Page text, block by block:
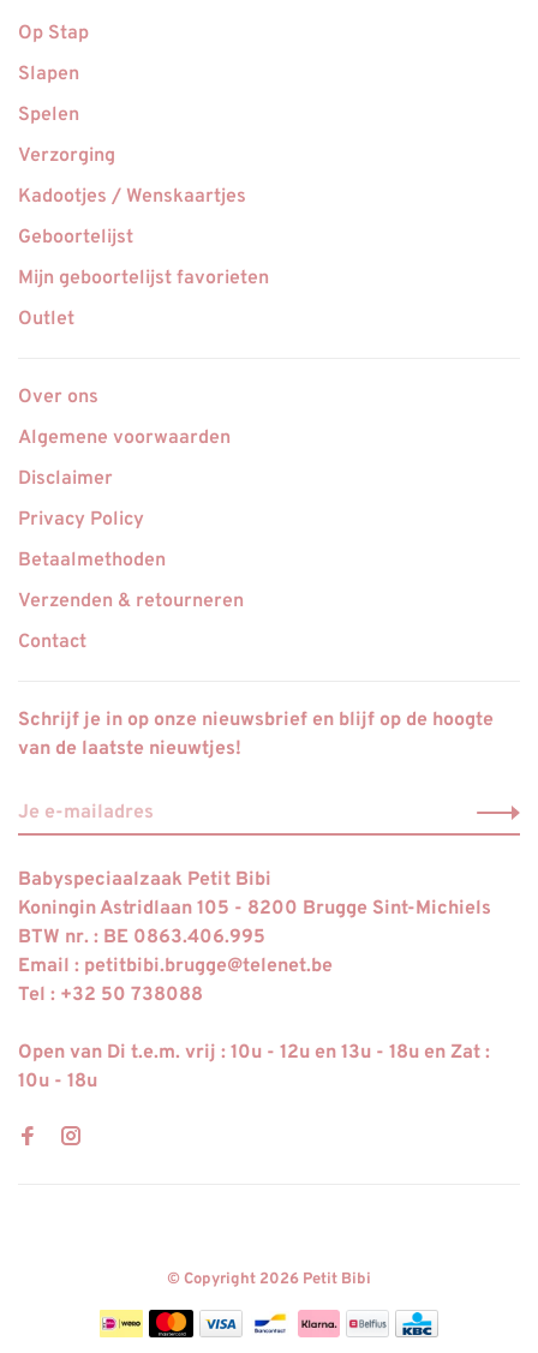
Op Stap
Slapen
Spelen
Verzorging
Kadootjes / Wenskaartjes
Geboortelijst
Mijn geboortelijst favorieten
Outlet
Over ons
Algemene voorwaarden
Disclaimer
Privacy Policy
Betaalmethoden
Verzenden & retourneren
Contact
Schrijf je in op onze nieuwsbrief en blijf op de hoogte
van de laatste nieuwtjes!
Babyspeciaalzaak Petit Bibi
Koningin Astridlaan 105 - 8200 Brugge Sint-Michiels
BTW nr. : BE 0863.406.995
Email : petitbibi.brugge@telenet.be
Tel : +32 50 738088
Open van Di t.e.m. vrij : 10u - 12u en 13u - 18u en Zat :
10u - 18u
© Copyright 2026 Petit Bibi